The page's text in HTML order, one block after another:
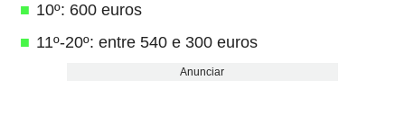
10º: 600 euros
11º-20º: entre 540 e 300 euros
Anunciar